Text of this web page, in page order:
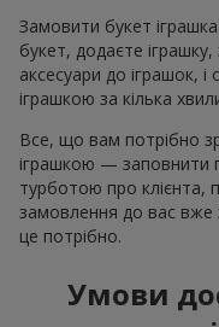
Замовити букет
букет, додаєте
аксесуари до іграшок,
іграшкою за кілька
Все, що вам потрібно
іграшкою — заповнити
турботою про клієнта,
замовлення до вас вже
це потрібно.
Умови